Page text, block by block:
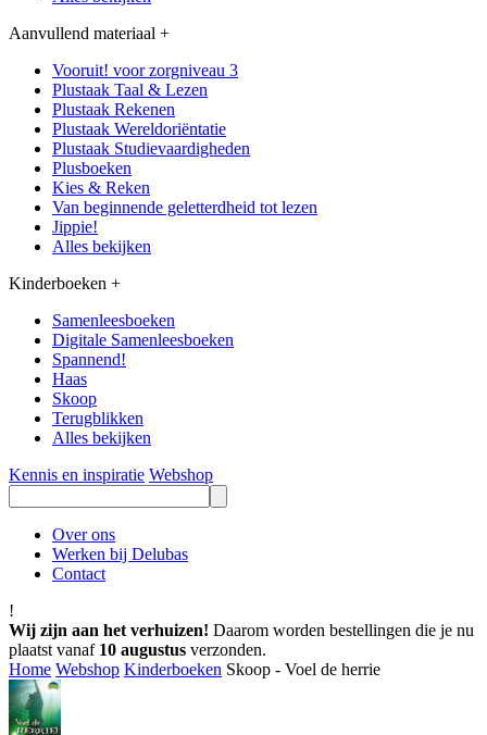
Aanvullend materiaal +
Vooruit! voor zorgniveau 3
Plustaak Taal & Lezen
Plustaak Rekenen
Plustaak Wereldoriëntatie
Plustaak Studievaardigheden
Plusboeken
Kies & Reken
Van beginnende geletterdheid tot lezen
Jippie!
Alles bekijken
Kinderboeken +
Samenleesboeken
Digitale Samenleesboeken
Spannend!
Haas
Skoop
Terugblikken
Alles bekijken
Kennis en inspiratie Webshop
Over ons
Werken bij Delubas
Contact
!
Wij zijn aan het verhuizen! Daarom worden bestellingen die je nu
plaatst vanaf 10 augustus verzonden.
Home Webshop Kinderboeken Skoop - Voel de herrie